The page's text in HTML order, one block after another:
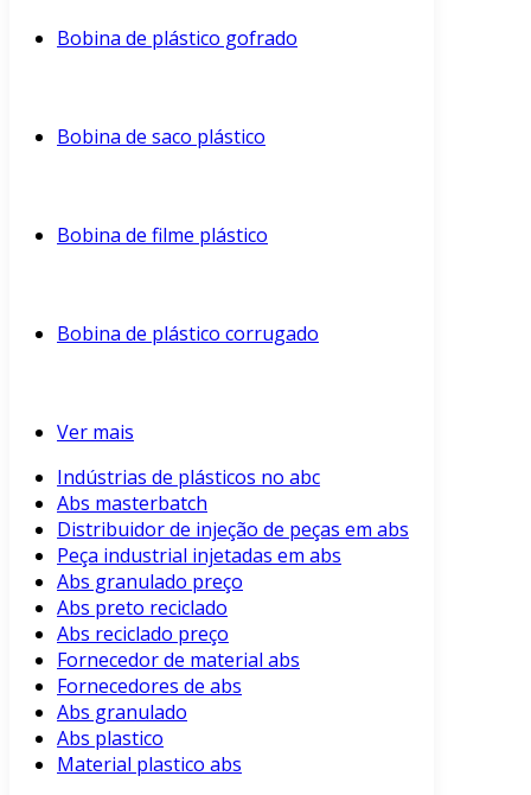
Bobina de plástico gofrado
Bobina de saco plástico
Bobina de filme plástico
Bobina de plástico corrugado
Ver mais
Indústrias de plásticos no abc
Abs masterbatch
Distribuidor de injeção de peças em abs
Peça industrial injetadas em abs
Abs granulado preço
Abs preto reciclado
Abs reciclado preço
Fornecedor de material abs
Fornecedores de abs
Abs granulado
Abs plastico
Material plastico abs